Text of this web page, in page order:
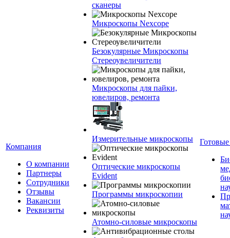
Компания
О компании
Партнеры
Сотрудники
Отзывы
Вакансии
Реквизиты
сканеры
Микроскопы Nexcope
Безокулярные Микроскопы
Стереоувеличители
Микроскопы для пайки,
ювелиров, ремонта
Измерительные микроскопы
Оптические микроскопы
Evident
Программы микроскопии
Атомно-силовые микроскопы